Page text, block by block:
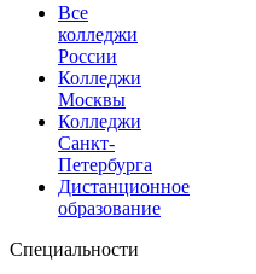
Все
колледжи
России
Колледжи
Москвы
Колледжи
Санкт-
Петербурга
Дистанционное
образование
Специальности